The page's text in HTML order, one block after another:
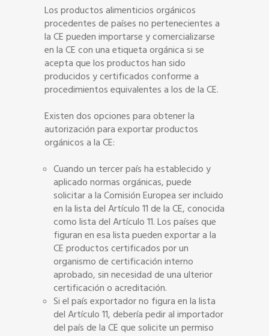
Los productos alimenticios orgánicos
procedentes de países no pertenecientes a
la CE pueden importarse y comercializarse
en la CE con una etiqueta orgánica si se
acepta que los productos han sido
producidos y certificados conforme a
procedimientos equivalentes a los de la CE.
Existen dos opciones para obtener la
autorización para exportar productos
orgánicos a la CE:
Cuando un tercer país ha establecido y
aplicado normas orgánicas, puede
solicitar a la Comisión Europea ser incluido
en la lista del Artículo 11 de la CE, conocida
como lista del Artículo 11. Los países que
figuran en esa lista pueden exportar a la
CE productos certificados por un
organismo de certificación interno
aprobado, sin necesidad de una ulterior
certificación o acreditación.
Si el país exportador no figura en la lista
del Artículo 11, debería pedir al importador
del país de la CE que solicite un permiso